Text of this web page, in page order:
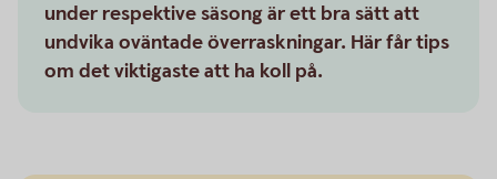
under respektive säsong är ett bra sätt att
undvika oväntade överraskningar. Här får tips
om det viktigaste att ha koll på.